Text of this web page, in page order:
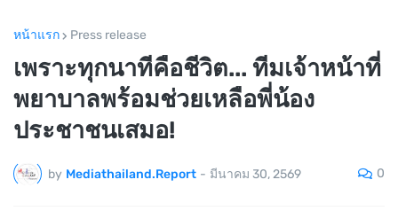
หน้าแรก Press release
เพราะทุกนาทีคือชีวิต... ทีมเจ้าหน้าที่
พยาบาลพร้อมช่วยเหลือพี่น้อง
ประชาชนเสมอ!
by Mediathailand.Report - มีนาคม 30, 2569 0